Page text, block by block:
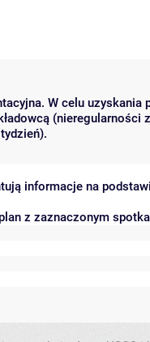
W celu
(nieregularności
informacje na
z zaznaczonym